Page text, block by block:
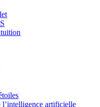
l’intelligence artificielle